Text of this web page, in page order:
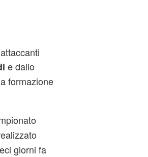
e dallo
formazione
giorni fa